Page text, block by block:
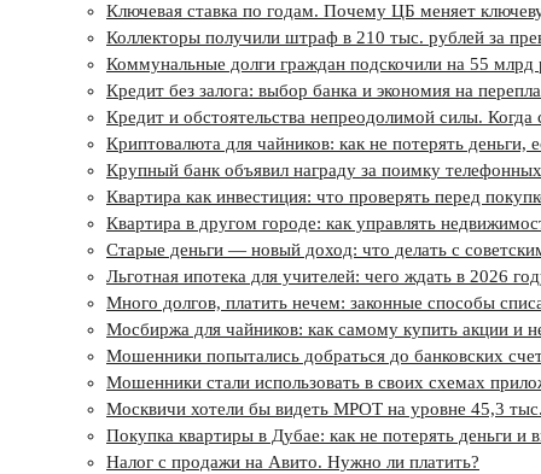
Ключевая ставка по годам. Почему ЦБ меняет
Коллекторы получили штраф в 210 тыс. рублей за
Коммунальные долги граждан подскочили на 55 млрд
Кредит без залога: выбор банка и экономия на
Кредит и обстоятельства непреодолимой силы. Когда
Криптовалюта для чайников: как не потерять
Крупный банк объявил награду за поимку
Квартира как инвестиция: что проверять перед
Квартира в другом городе: как управлять
Старые деньги — новый доход: что делать с
Льготная ипотека для учителей: чего ждать в 2026
Много долгов, платить нечем: законные способы
Мосбиржа для чайников: как самому купить акции и
Мошенники попытались добраться до банковских
Мошенники стали использовать в своих схемах
Москвичи хотели бы видеть МРОТ на уровне 45,3
Покупка квартиры в Дубае: как не потерять деньги и
Налог с продажи на Авито. Нужно ли платить?